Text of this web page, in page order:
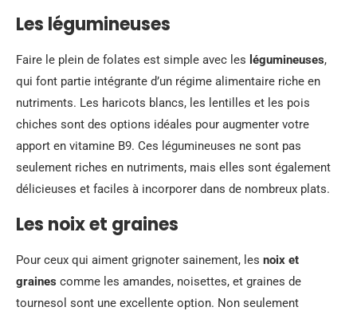
Les légumineuses
Faire le plein de folates est simple avec les légumineuses,
qui font partie intégrante d’un régime alimentaire riche en
nutriments. Les haricots blancs, les lentilles et les pois
chiches sont des options idéales pour augmenter votre
apport en vitamine B9. Ces légumineuses ne sont pas
seulement riches en nutriments, mais elles sont également
délicieuses et faciles à incorporer dans de nombreux plats.
Les noix et graines
Pour ceux qui aiment grignoter sainement, les noix et
graines comme les amandes, noisettes, et graines de
tournesol sont une excellente option. Non seulement